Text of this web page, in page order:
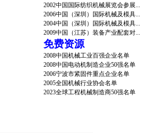
2002中国国际纺织机械展览会参展...
2006中国（深圳）国际机械及模具...
2004中国（深圳）国际机械及模具...
2009中国（江苏）装备产业配套对...
免费资源
2008中国机械工业百强企业名单
2008中国电动机制造企业50强名单
2006宁波市紧固件重点企业名单
2005全国机械行业协会名单
2023全球工程机械制造商50强名单